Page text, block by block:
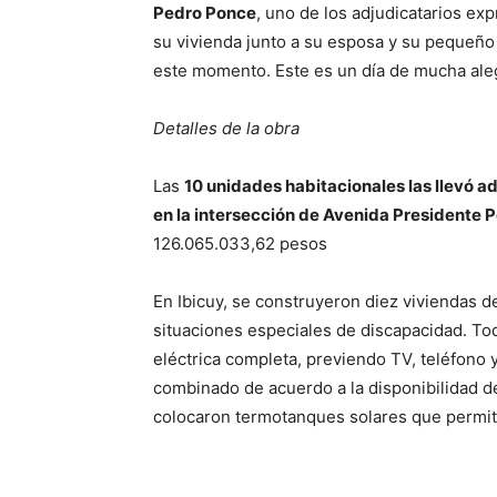
Pedro Ponce, uno de los adjudicatarios
su vivienda junto a su esposa y su
este momento. Este es un día de mucha
Detalles de la obra
Las 10 unidades habitacionales las llevó
en la intersección de Avenida Presidente
126.065.033,62 pesos
En Ibicuy, se construyeron diez viviendas
situaciones especiales de discapacidad.
eléctrica completa, previendo TV, teléfono
combinado de acuerdo a la disponibilidad
colocaron termotanques solares que